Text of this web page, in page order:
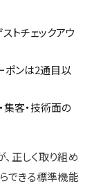
トチェックアウ
ポンは2通目以
集客・技術面の
正しく取り組め
できる標準機能